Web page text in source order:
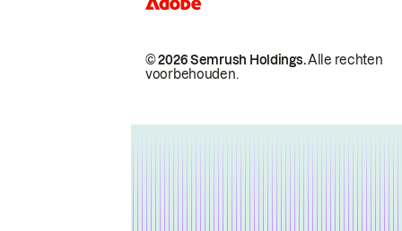
© 2026 Semrush Holdings.Alle rechten
voorbehouden.